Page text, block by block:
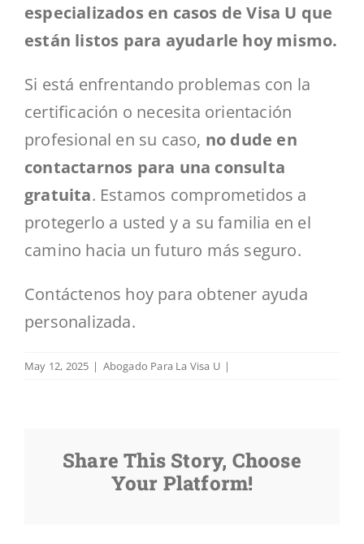
especializados en casos de Visa U que
están listos para ayudarle hoy mismo.
Si está enfrentando problemas con la
certificación o necesita orientación
profesional en su caso, no dude en
contactarnos para una consulta
gratuita. Estamos comprometidos a
protegerlo a usted y a su familia en el
camino hacia un futuro más seguro.
Contáctenos hoy para obtener ayuda
personalizada.
May 12, 2025 | Abogado Para La Visa U |
Share This Story, Choose
Your Platform!